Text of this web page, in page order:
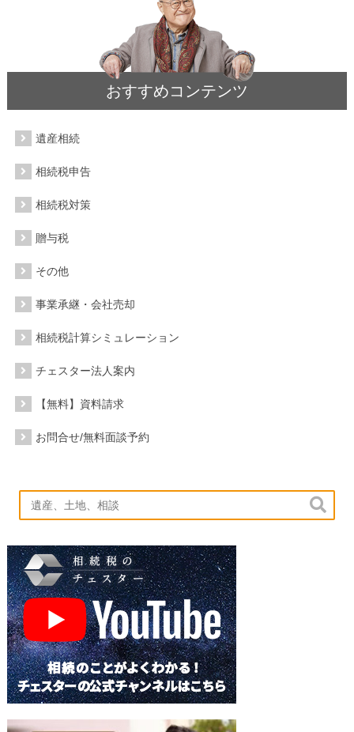
おすすめコンテンツ
遺産相続
相続税申告
相続税対策
贈与税
その他
事業承継・会社売却
相続税計算シミュレーション
チェスター法人案内
【無料】資料請求
お問合せ/無料面談予約
